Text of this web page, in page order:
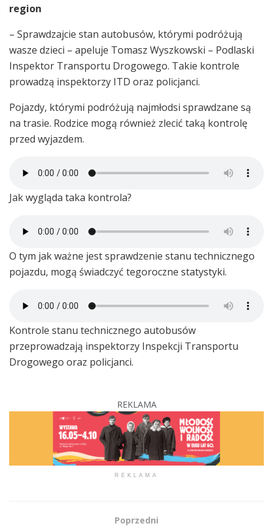
region
– Sprawdzajcie stan autobusów, którymi podróżują
wasze dzieci – apeluje Tomasz Wyszkowski – Podlaski
Inspektor Transportu Drogowego. Takie kontrole
prowadzą inspektorzy ITD oraz policjanci.
Pojazdy, którymi podróżują najmłodsi sprawdzane są
na trasie. Rodzice mogą również zlecić taką kontrolę
przed wyjazdem.
Jak wygląda taka kontrola?
O tym jak ważne jest sprawdzenie stanu technicznego
pojazdu, mogą świadczyć tegoroczne statystyki.
Kontrole stanu technicznego autobusów
przeprowadzają inspektorzy Inspekcji Transportu
Drogowego oraz policjanci.
REKLAMA
REKLAMA
Poprzedni